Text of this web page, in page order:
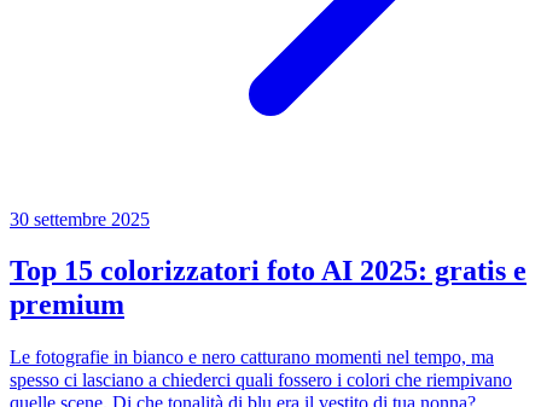
30 settembre 2025
Top 15 colorizzatori foto AI 2025: gratis e
premium
Le fotografie in bianco e nero catturano momenti nel tempo, ma
spesso ci lasciano a chiederci quali fossero i colori che riempivano